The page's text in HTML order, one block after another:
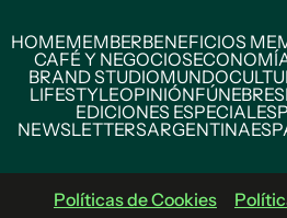
HOMEMEMBERBENEFICIOS
CAFÉ Y NEGOCIOS
BRAND STUDIOMUNDO
LIFESTYLEOPINIÓNFÚNEBRES
EDICIONES ESPECIALES
NEWSLETTERSARGENTINA
Políticas de Cookies